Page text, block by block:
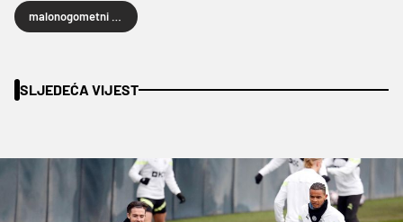
SLJEDEĆA VIJEST